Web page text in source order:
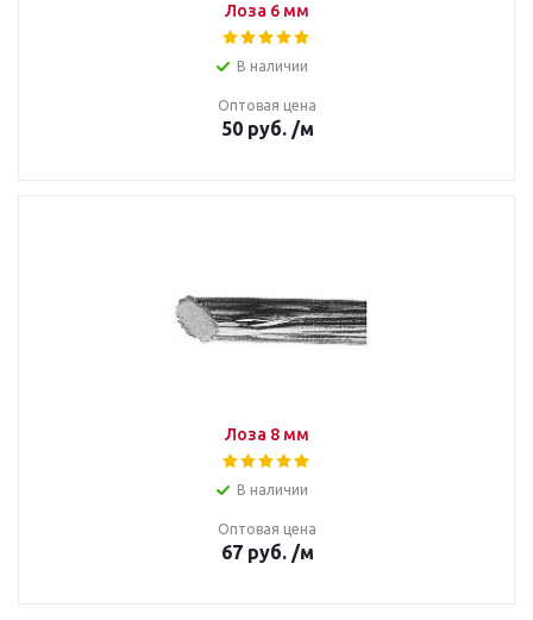
Лоза 6 мм
В наличии
Оптовая цена
50руб. /м
Лоза 8 мм
В наличии
Оптовая цена
67руб. /м